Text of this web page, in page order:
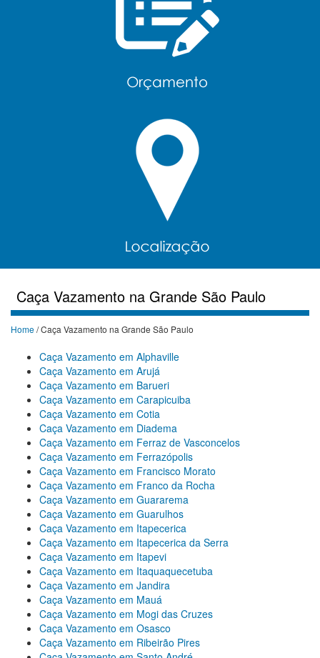
Caça Vazamento na Grande São Paulo
Home/ Caça Vazamento na Grande São Paulo
Caça Vazamento em Alphaville
Caça Vazamento em Arujá
Caça Vazamento em Barueri
Caça Vazamento em Carapicuiba
Caça Vazamento em Cotia
Caça Vazamento em Diadema
Caça Vazamento em Ferraz de Vasconcelos
Caça Vazamento em Ferrazópolis
Caça Vazamento em Francisco Morato
Caça Vazamento em Franco da Rocha
Caça Vazamento em Guararema
Caça Vazamento em Guarulhos
Caça Vazamento em Itapecerica
Caça Vazamento em Itapecerica da Serra
Caça Vazamento em Itapevi
Caça Vazamento em Itaquaquecetuba
Caça Vazamento em Jandira
Caça Vazamento em Mauá
Caça Vazamento em Mogi das Cruzes
Caça Vazamento em Osasco
Caça Vazamento em Ribeirão Pires